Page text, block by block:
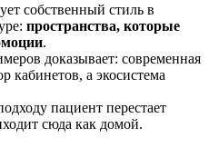
собственный стиль в
пространства, которые
.
доказывает: современная
кабинетов, а экосистема
пациент перестает
сюда как домой.